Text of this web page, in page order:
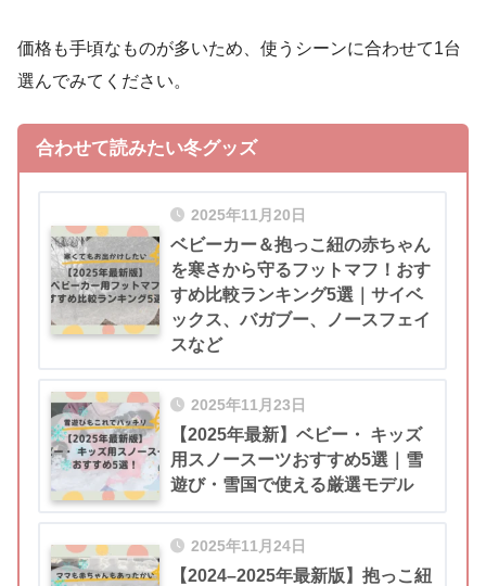
価格も手頃なものが多いため、使うシーンに合わせて1台
選んでみてください。
合わせて読みたい冬グッズ
2025年11月20日
ベビーカー＆抱っこ紐の赤ちゃん
を寒さから守るフットマフ！おす
すめ比較ランキング5選｜サイベ
ックス、バガブー、ノースフェイ
スなど
2025年11月23日
【2025年最新】ベビー・ キッズ
用スノースーツおすすめ5選｜雪
遊び・雪国で使える厳選モデル
2025年11月24日
【2024–2025年最新版】抱っこ紐